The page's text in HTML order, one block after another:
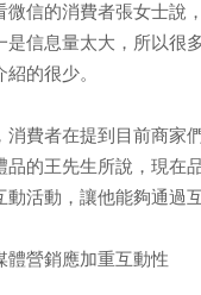
微信的消費者張女士說
是信息量太大，所以很
的很少。
者在提到目前商家們
品的王先生所說，現在
動活動，讓他能夠通過
營銷應加重互動性